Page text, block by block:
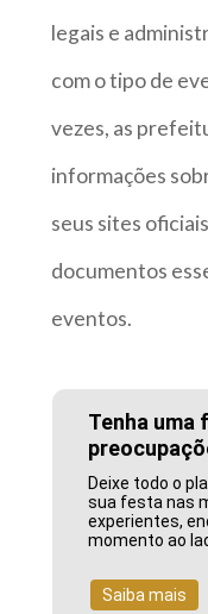
legais e
com o tipo de
vezes, as
informações
seus sites
documentos
eventos.
Tenha
Deixe todo o
sua festa nas
experientes,
momento ao
Saiba mais